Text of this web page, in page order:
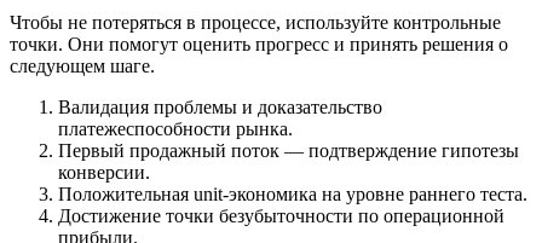
Чтобы не потеряться в процессе, используйте контрольные
точки. Они помогут оценить прогресс и принять решения о
следующем шаге.
Валидация проблемы и доказательство
платежеспособности рынка.
Первый продажный поток — подтверждение гипотезы
конверсии.
Положительная unit-экономика на уровне раннего теста.
Достижение точки безубыточности по операционной
прибыли.